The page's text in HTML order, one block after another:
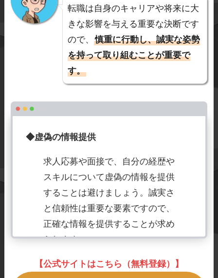
スを軽減できます。
転職は自身のキャリアや将来に大
きな影響を与える重要な決断です
ので、慎重に行動し、誠実な姿勢
を持って取り組むことが重要で
す。
◆虚偽の情報提供
求人応募や面接で、自分の経歴や
スキルについて虚偽の情報を提供
することは避けましょう。誠実さ
と信頼性は重要な要素ですので、
正確な情報を提供することが求め
られます。
◆多重応募の乱用
【公式サイトはこちら（無料登録）】